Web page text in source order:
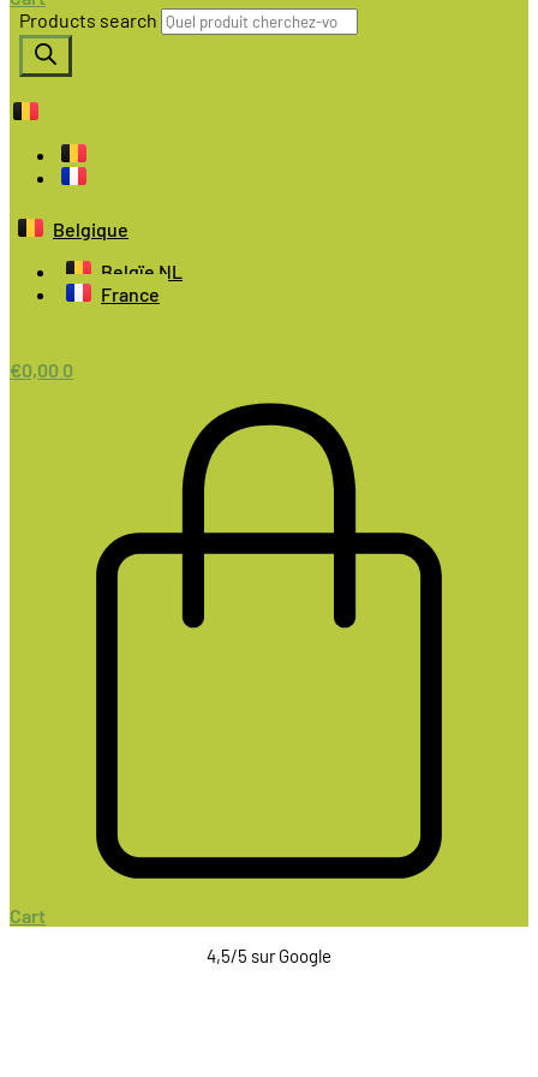
Products search
Belgique
Belgïe NL
France
€0,00 0
Cart
4,5/5 sur Google